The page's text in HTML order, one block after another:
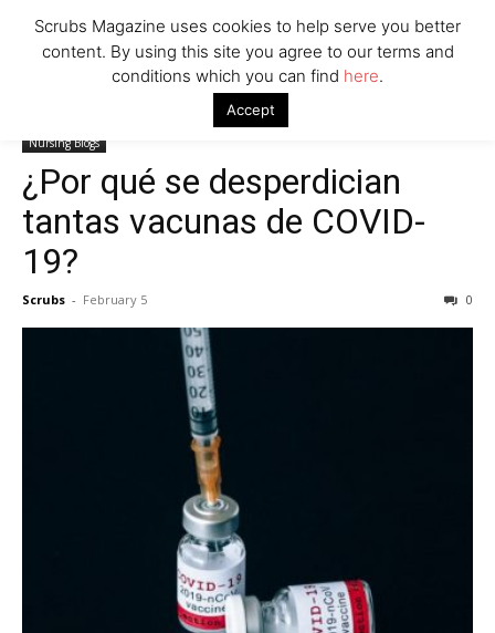
¿Por qué se desperdician tantas vacunas de
Nursing Blogs
¿Por qué se desperdician
tantas vacunas de COVID-
19?
Scrubs - February 5 0
Scrubs Magazine uses cookies to help serve you better
content. By using this site you agree to our terms and
conditions which you can find here.
Accept